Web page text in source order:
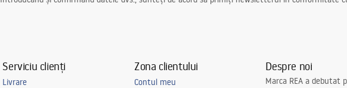
Serviciu clienți
Livrare
Zona clientului
Contul meu
Despre noi
Marca REA a debutat